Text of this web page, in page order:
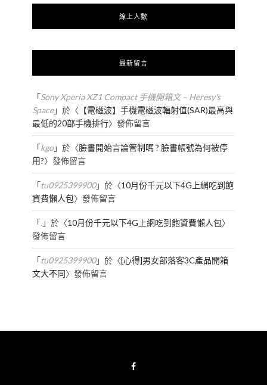
線上人數
最新留言
「Sony Xperia XZ1 Compact 手機開箱文 – Heresy's
Space」於〈 【電磁波】手機電磁波輻射值(SAR)最高與
最低的20部手機排行〉發佈留言
「kgo」於〈臉書開始言論管制嗎 ? 臉書帳號為何被停
用?〉發佈留言
「tu0925399900」於〈10月份千元以下4G上網吃到飽
資費懶人包〉發佈留言
「.」於〈10月份千元以下4G上網吃到飽資費懶人包〉
發佈留言
「tu0925399900」於〈[心得]男女部落客3C產品開箱
文大不同〉發佈留言